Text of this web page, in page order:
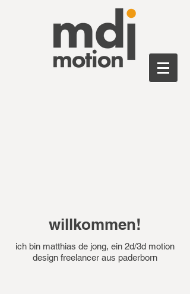
willkommen!
ich bin matthias de jong, ein 2d/3d motion
design freelancer aus paderborn